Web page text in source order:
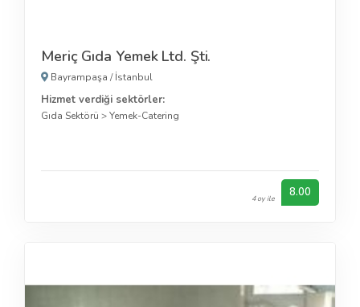
Meriç Gıda Yemek Ltd. Şti.
Bayrampaşa /İstanbul
Hizmet verdiği sektörler:
Gıda Sektörü >Yemek-Catering
4 oy ile 8.00